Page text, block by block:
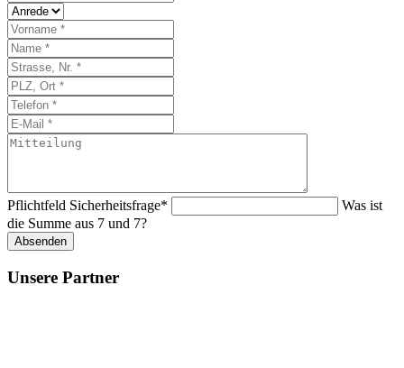
Pflichtfeld Sicherheitsfrage*
Was ist
die Summe aus 7 und 7?
Absenden
Unsere Partner